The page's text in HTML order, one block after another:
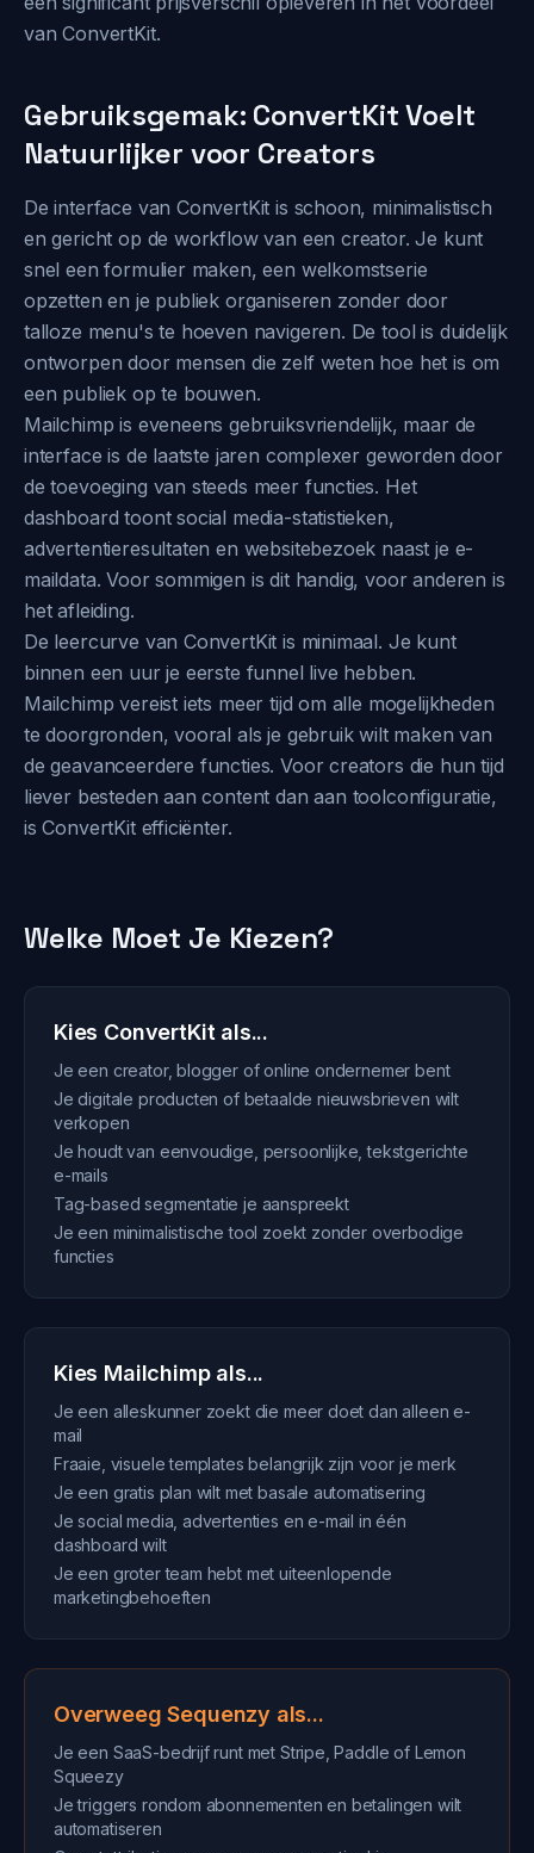
van ConvertKit.
Gebruiksgemak: ConvertKit Voelt
Natuurlijker voor Creators
De interface van ConvertKit is schoon, minimalistisch
en gericht op de workflow van een creator. Je kunt
snel een formulier maken, een welkomstserie
opzetten en je publiek organiseren zonder door
talloze menu's te hoeven navigeren. De tool is duidelijk
ontworpen door mensen die zelf weten hoe het is om
een publiek op te bouwen.
Mailchimp is eveneens gebruiksvriendelijk, maar de
interface is de laatste jaren complexer geworden door
de toevoeging van steeds meer functies. Het
dashboard toont social media-statistieken,
advertentieresultaten en websitebezoek naast je e-
maildata. Voor sommigen is dit handig, voor anderen is
het afleiding.
De leercurve van ConvertKit is minimaal. Je kunt
binnen een uur je eerste funnel live hebben.
Mailchimp vereist iets meer tijd om alle mogelijkheden
te doorgronden, vooral als je gebruik wilt maken van
de geavanceerdere functies. Voor creators die hun tijd
liever besteden aan content dan aan toolconfiguratie,
is ConvertKit efficiënter.
Welke Moet Je Kiezen?
Kies ConvertKit als...
Je een creator, blogger of online ondernemer bent
Je digitale producten of betaalde nieuwsbrieven wilt
verkopen
Je houdt van eenvoudige, persoonlijke, tekstgerichte
e-mails
Tag-based segmentatie je aanspreekt
Je een minimalistische tool zoekt zonder overbodige
functies
Kies Mailchimp als...
Je een alleskunner zoekt die meer doet dan alleen e-
mail
Fraaie, visuele templates belangrijk zijn voor je merk
Je een gratis plan wilt met basale automatisering
Je social media, advertenties en e-mail in één
dashboard wilt
Je een groter team hebt met uiteenlopende
marketingbehoeften
Overweeg Sequenzy als...
Je een SaaS-bedrijf runt met Stripe, Paddle of Lemon
Squeezy
Je triggers rondom abonnementen en betalingen wilt
automatiseren